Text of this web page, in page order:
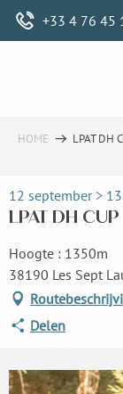
Aller
+33 4 76 45
HOME LPAT DH
12 september >
LPAT DH CUP
Hoogte : 1350m
38190 Les Sept
Delen